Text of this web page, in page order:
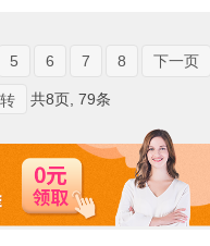
5 6 7 8 下一页
共8页, 79条